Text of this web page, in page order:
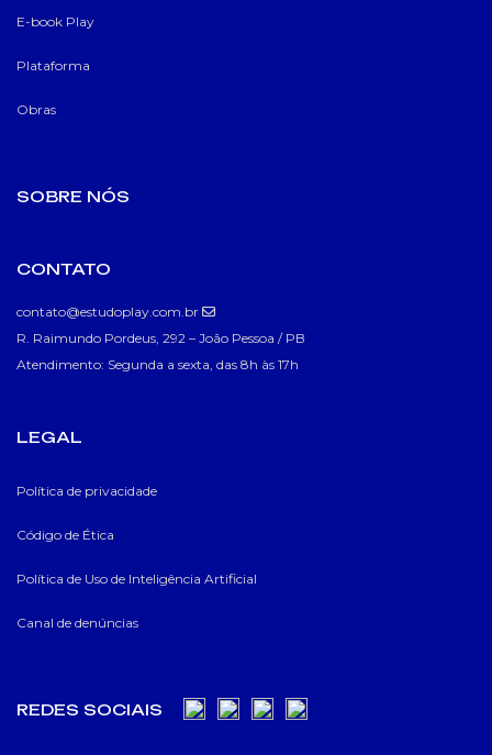
E-book Play
Plataforma
Obras
SOBRE NÓS
CONTATO
contato@estudoplay.com.br
R. Raimundo Pordeus, 292 – João Pessoa / PB
Atendimento: Segunda a sexta, das 8h às 17h
LEGAL
Política de privacidade
Código de Ética
Política de Uso de Inteligência Artificial
Canal de denúncias
REDES SOCIAIS